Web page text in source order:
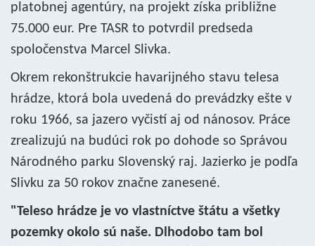
platobnej agentúry, na projekt získa približne
75.000 eur. Pre TASR to potvrdil predseda
spoločenstva Marcel Slivka.
Okrem rekonštrukcie havarijného stavu telesa
hrádze, ktorá bola uvedená do prevádzky ešte v
roku 1966, sa jazero vyčistí aj od nánosov. Práce
zrealizujú na budúci rok po dohode so Správou
Národného parku Slovenský raj. Jazierko je podľa
Slivku za 50 rokov značne zanesené.
"Teleso hrádze je vo vlastníctve štátu a všetky
pozemky okolo sú naše. Dlhodobo tam bol